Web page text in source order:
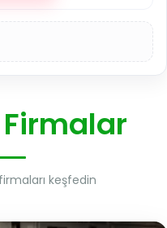
Firmalar
keşfedin